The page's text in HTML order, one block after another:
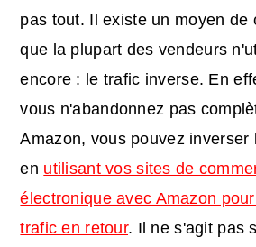
pas tout. Il existe un moyen de
que la plupart des vendeurs
encore : le trafic inverse. En
vous n'abandonnez pas
Amazon, vous pouvez inverser
en utilisant vos sites de
électronique avec Amazon
trafic en retour. Il ne s'agit pas